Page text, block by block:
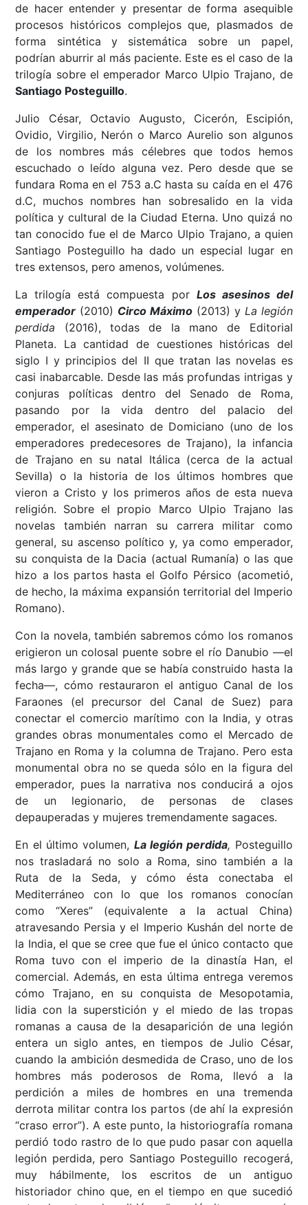
de hacer entender y presentar de forma asequible
procesos históricos complejos que, plasmados de
forma sintética y sistemática sobre un papel,
podrían aburrir al más paciente. Este es el caso de la
trilogía sobre el emperador Marco Ulpio Trajano, de
Santiago Posteguillo.
Julio César, Octavio Augusto, Cicerón, Escipión,
Ovidio, Virgilio, Nerón o Marco Aurelio son algunos
de los nombres más célebres que todos hemos
escuchado o leído alguna vez. Pero desde que se
fundara Roma en el 753 a.C hasta su caída en el 476
d.C, muchos nombres han sobresalido en la vida
política y cultural de la Ciudad Eterna. Uno quizá no
tan conocido fue el de Marco Ulpio Trajano, a quien
Santiago Posteguillo ha dado un especial lugar en
tres extensos, pero amenos, volúmenes.
La trilogía está compuesta por Los asesinos del
emperador (2010) Circo Máximo (2013) y La legión
perdida (2016), todas de la mano de Editorial
Planeta. La cantidad de cuestiones históricas del
siglo I y principios del II que tratan las novelas es
casi inabarcable. Desde las más profundas intrigas y
conjuras políticas dentro del Senado de Roma,
pasando por la vida dentro del palacio del
emperador, el asesinato de Domiciano (uno de los
emperadores predecesores de Trajano), la infancia
de Trajano en su natal Itálica (cerca de la actual
Sevilla) o la historia de los últimos hombres que
vieron a Cristo y los primeros años de esta nueva
religión. Sobre el propio Marco Ulpio Trajano las
novelas también narran su carrera militar como
general, su ascenso político y, ya como emperador,
su conquista de la Dacia (actual Rumanía) o las que
hizo a los partos hasta el Golfo Pérsico (acometió,
de hecho, la máxima expansión territorial del Imperio
Romano).
Con la novela, también sabremos cómo los romanos
erigieron un colosal puente sobre el río Danubio —el
más largo y grande que se había construido hasta la
fecha—, cómo restauraron el antiguo Canal de los
Faraones (el precursor del Canal de Suez) para
conectar el comercio marítimo con la India, y otras
grandes obras monumentales como el Mercado de
Trajano en Roma y la columna de Trajano. Pero esta
monumental obra no se queda sólo en la figura del
emperador, pues la narrativa nos conducirá a ojos
de un legionario, de personas de clases
depauperadas y mujeres tremendamente sagaces.
En el último volumen, La legión perdida, Posteguillo
nos trasladará no solo a Roma, sino también a la
Ruta de la Seda, y cómo ésta conectaba el
Mediterráneo con lo que los romanos conocían
como “Xeres” (equivalente a la actual China)
atravesando Persia y el Imperio Kushán del norte de
la India, el que se cree que fue el único contacto que
Roma tuvo con el imperio de la dinastía Han, el
comercial. Además, en esta última entrega veremos
cómo Trajano, en su conquista de Mesopotamia,
lidia con la superstición y el miedo de las tropas
romanas a causa de la desaparición de una legión
entera un siglo antes, en tiempos de Julio César,
cuando la ambición desmedida de Craso, uno de los
hombres más poderosos de Roma, llevó a la
perdición a miles de hombres en una tremenda
derrota militar contra los partos (de ahí la expresión
“craso error”). A este punto, la historiografía romana
perdió todo rastro de lo que pudo pasar con aquella
legión perdida, pero Santiago Posteguillo recogerá,
muy hábilmente, los escritos de un antiguo
historiador chino que, en el tiempo en que sucedió